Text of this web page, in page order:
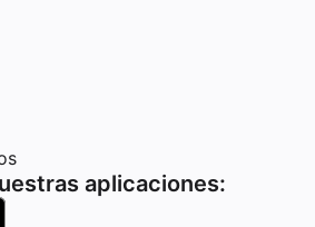
aplicaciones: